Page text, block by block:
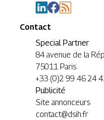
Contact
Special Partner
84 avenue de la
75011 Paris
+33 (0)2 99 46 24
Publicité
Site annonceurs
contact@dsih.fr